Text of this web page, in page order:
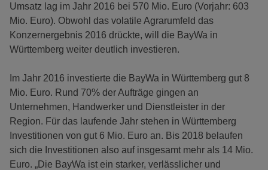
Umsatz lag im Jahr 2016 bei 570 Mio. Euro (Vorjahr: 603
Mio. Euro). Obwohl das volatile Agrarumfeld das
Konzernergebnis 2016 drückte, will die BayWa in
Württemberg weiter deutlich investieren.
Im Jahr 2016 investierte die BayWa in Württemberg gut 8
Mio. Euro. Rund 70% der Aufträge gingen an
Unternehmen, Handwerker und Dienstleister in der
Region. Für das laufende Jahr stehen in Württemberg
Investitionen von gut 6 Mio. Euro an. Bis 2018 belaufen
sich die Investitionen also auf insgesamt mehr als 14 Mio.
Euro. „Die BayWa ist ein starker, verlässlicher und